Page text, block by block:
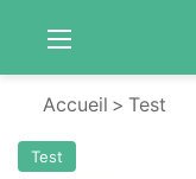
Accueil > Test
Test